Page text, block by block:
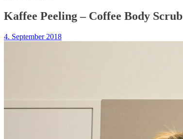
Kaffee Peeling – Coffee Body Scrub
4. September 2018